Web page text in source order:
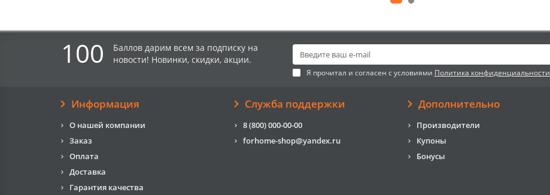
100
Баллов дарим всем за подписку на
новости! Новинки, скидки, акции.
Я прочитал и согласен с условиями Политика конфиденциальности
Информация
О нашей компании
Заказ
Оплата
Доставка
Гарантия качества
Служба поддержки
8 (800) 000-00-00
forhome-shop@yandex.ru
Дополнительно
Производители
Купоны
Бонусы